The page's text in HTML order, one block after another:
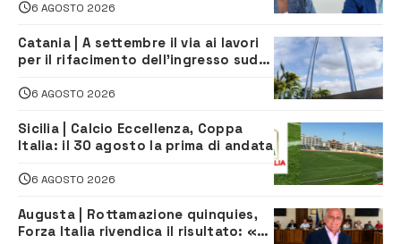
6 AGOSTO 2026
Catania | A settembre il via ai lavori
per il rifacimento dell’ingresso sud
6 AGOSTO 2026
Sicilia | Calcio Eccellenza, Coppa
Italia: il 30 agosto la prima di andata
6 AGOSTO 2026
Augusta | Rottamazione quinquies,
Forza Italia rivendica il risultato: «La